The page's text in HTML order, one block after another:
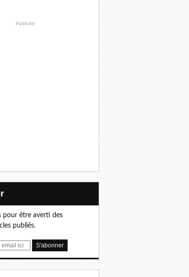
Publicité
pour être averti des
publiés.